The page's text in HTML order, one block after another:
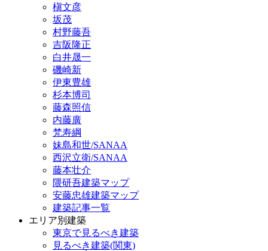
槇文彦
坂茂
村野藤吾
吉阪隆正
白井晟一
磯崎新
伊東豊雄
杉本博司
藤森照信
内藤廣
梵寿綱
妹島和世/SANAA
西沢立衛/SANAA
藤本壮介
隈研吾建築マップ
安藤忠雄建築マップ
建築記事一覧
エリア別建築
東京で見るべき建築
見るべき建築(関東)